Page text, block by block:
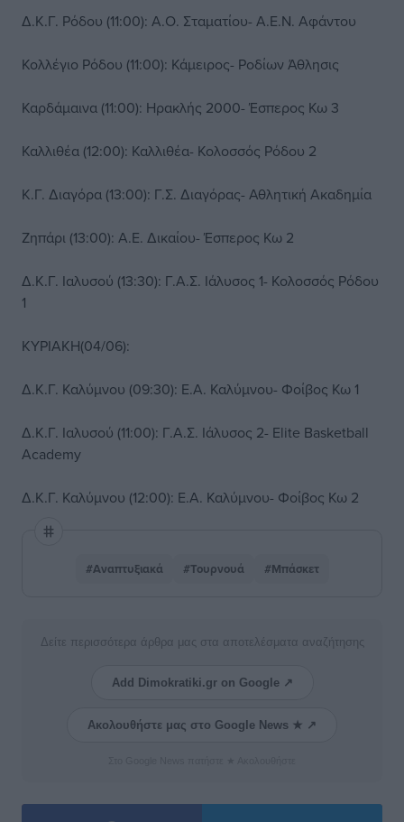
Δ.Κ.Γ. Ρόδου (11:00): Α.Ο. Σταματίου- Α.Ε.Ν. Αφάντου
Κολλέγιο Ρόδου (11:00): Κάμειρος- Ροδίων Άθλησις
Καρδάμαινα (11:00): Ηρακλής 2000- Έσπερος Κω 3
Καλλιθέα (12:00): Καλλιθέα- Κολοσσός Ρόδου 2
Κ.Γ. Διαγόρα (13:00): Γ.Σ. Διαγόρας- Αθλητική Ακαδημία
Ζηπάρι (13:00): Α.Ε. Δικαίου- Έσπερος Κω 2
Δ.Κ.Γ. Ιαλυσού (13:30): Γ.Α.Σ. Ιάλυσος 1- Κολοσσός Ρόδου
1
ΚΥΡΙΑΚΗ(04/06):
Δ.Κ.Γ. Καλύμνου (09:30): Ε.Α. Καλύμνου- Φοίβος Κω 1
Δ.Κ.Γ. Ιαλυσού (11:00): Γ.Α.Σ. Ιάλυσος 2- Elite Basketball
Academy
Δ.Κ.Γ. Καλύμνου (12:00): Ε.Α. Καλύμνου- Φοίβος Κω 2
#Αναπτυξιακά #Τουρνουά #Μπάσκετ
Δείτε περισσότερα άρθρα μας στα αποτελέσματα αναζήτησης
Add Dimokratiki.gr on Google ↗
Ακολουθήστε μας στο Google News ★ ↗